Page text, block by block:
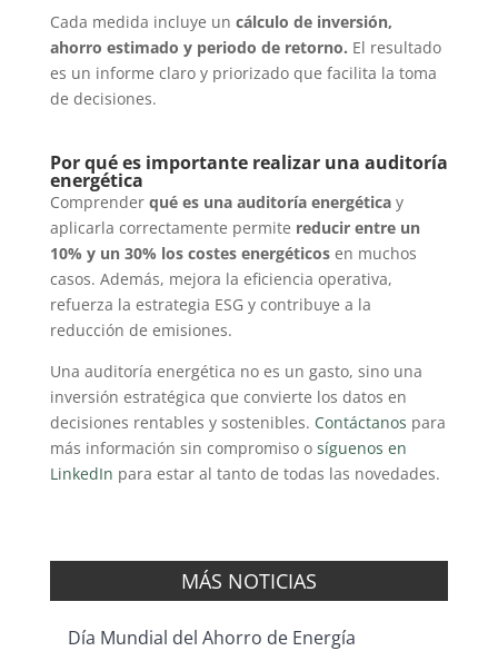
Cada medida incluye un cálculo de inversión,
ahorro estimado y periodo de retorno. El resultado
es un informe claro y priorizado que facilita la toma
de decisiones.
Por qué es importante realizar una auditoría
energética
Comprender qué es una auditoría energéticay
aplicarla correctamente permite reducir entre un
10% y un 30% los costes energéticosen muchos
casos. Además, mejora la eficiencia operativa,
refuerza la estrategia ESG y contribuye a la
reducción de emisiones.
Una auditoría energética no es un gasto, sino una
inversión estratégica que convierte los datos en
decisiones rentables y sostenibles. Contáctanos para
más información sin compromiso o síguenos en
LinkedIn para estar al tanto de todas las novedades.
MÁS NOTICIAS
Día Mundial del Ahorro de Energía